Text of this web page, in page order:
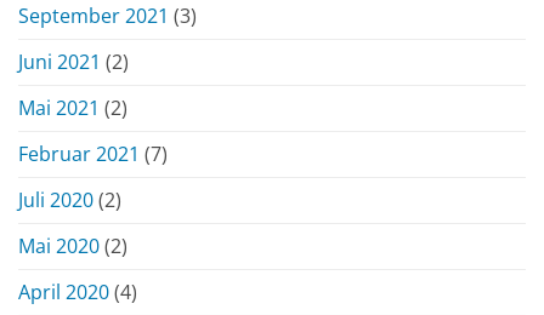
September 2021 (3)
Juni 2021 (2)
Mai 2021 (2)
Februar 2021 (7)
Juli 2020(2)
Mai 2020(2)
April 2020(4)